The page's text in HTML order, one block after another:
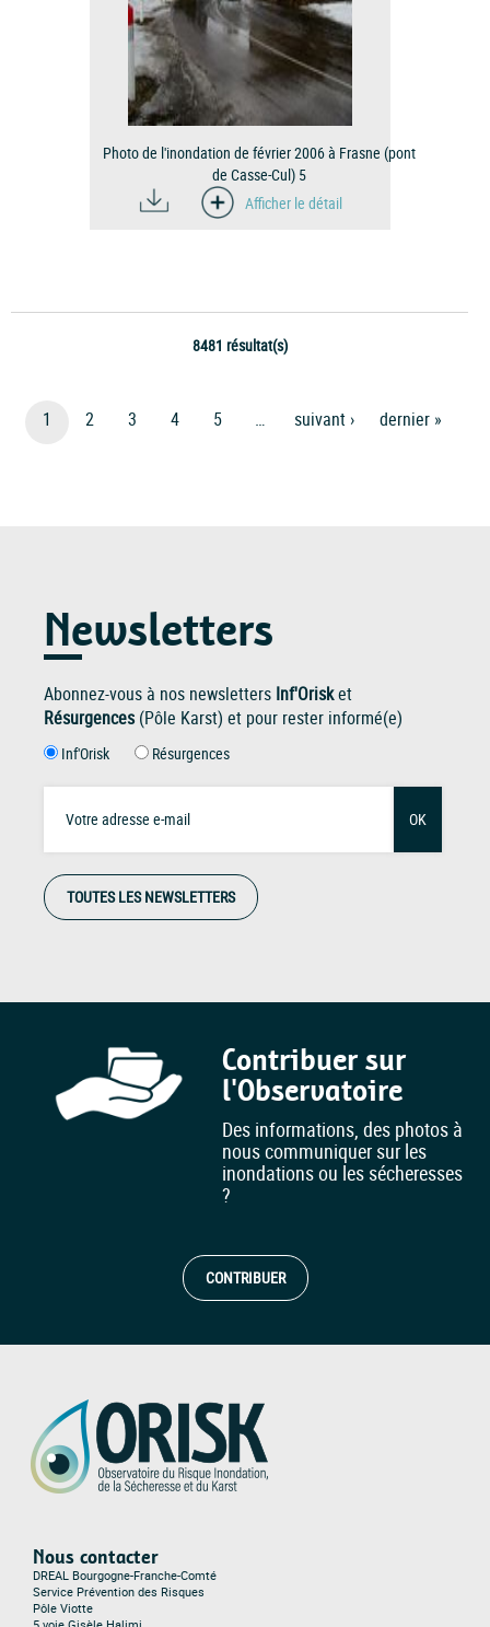
Photo de l'inondation de février 2006 à Frasne (pont
de Casse-Cul) 5
Afficher le détail
8481 résultat(s)
Pagination
Page
1 Page
2 Page
3 Page
4 Page
5 …
Page
Suivant ›
Dernière
Dernier »
Newsletters
Abonnez-vous à nos newsletters Inf'Orisket
Résurgences(Pôle Karst) et pour rester informé(e)
Inf'Orisk Résurgences
OK
TOUTES LES NEWSLETTERS
Contribuer sur
l'Observatoire
Des informations, des photos à
nous communiquer sur les
inondations ou les sécheresses
?
CONTRIBUER
Nous contacter
DREAL Bourgogne-Franche-Comté
Service Prévention des Risques
Pôle Viotte